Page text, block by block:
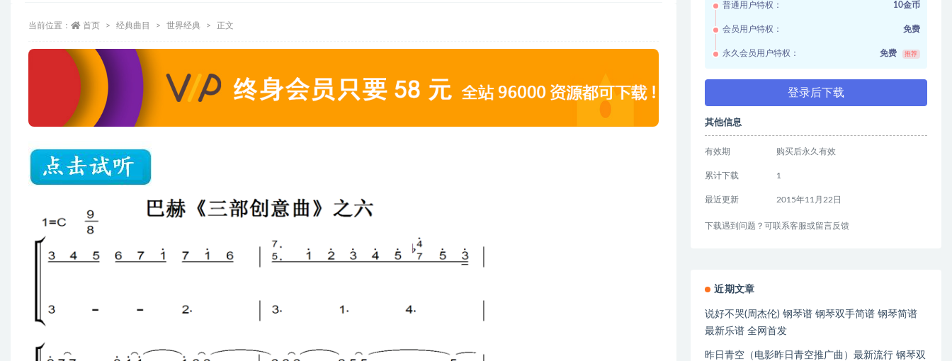
当前位置： 首页 经典曲目 世界经典 正文
普通用户特权： 10金币
会员用户特权： 免费
永久会员用户特权： 免费 推荐
登录后下载
其他信息
有效期 购买后永久有效
累计下载 1
最近更新 2015年11月22日
下载遇到问题？可联系客服或留言反馈
近期文章
说好不哭(周杰伦) 钢琴谱 钢琴双手简谱 钢琴简谱
最新乐谱 全网首发
昨日青空（电影昨日青空推广曲）最新流行 钢琴双